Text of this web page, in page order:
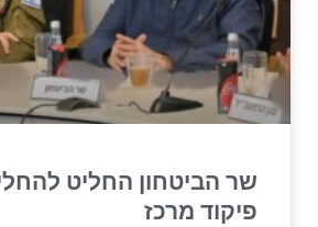
שר הביטחון החליט
פיקוד מרכז